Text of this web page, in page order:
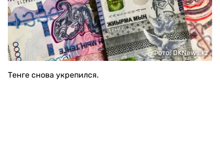
Фото: DKNews.kz
Тенге снова укрепился.